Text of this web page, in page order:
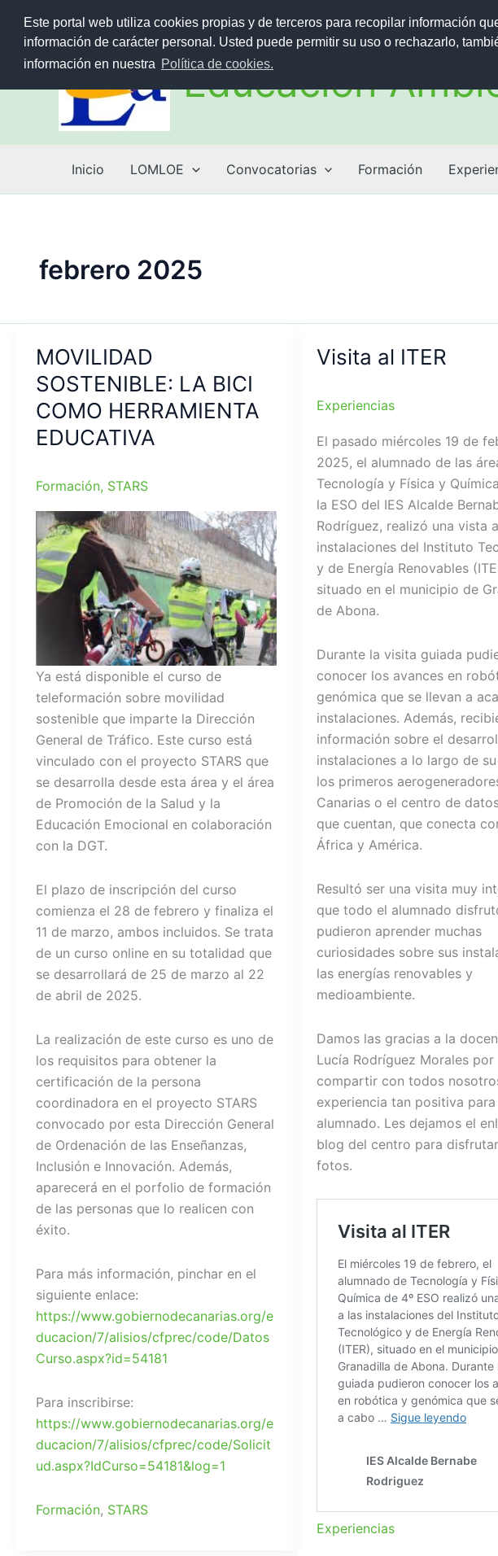
Este portal web utiliza cookies propias y de terceros para recopilar información
información de carácter personal. Usted puede permitir su uso o rechazarlo,
información en nuestra Política de cookies.
Educación
Inicio LOMLOE Convocatorias Formación
febrero 2025
MOVILIDAD
SOSTENIBLE: LA BICI
COMO HERRAMIENTA
EDUCATIVA
Formación, STARS
Ya está disponible el curso de
teleformación sobre movilidad
sostenible que imparte la Dirección
General de Tráfico. Este curso está
vinculado con el proyecto STARS que
se desarrolla desde esta área y el área
de Promoción de la Salud y la
Educación Emocional en colaboración
con la DGT.
El plazo de inscripción del curso
comienza el 28 de febrero y finaliza el
11 de marzo, ambos incluidos. Se trata
de un curso online en su totalidad que
se desarrollará de 25 de marzo al 22
de abril de 2025.
La realización de este curso es uno de
los requisitos para obtener la
certificación de la persona
coordinadora en el proyecto STARS
convocado por esta Dirección General
de Ordenación de las Enseñanzas,
Inclusión e Innovación. Además,
aparecerá en el porfolio de formación
de las personas que lo realicen con
éxito.
Para más información, pinchar en el
siguiente enlace:
https://www.gobiernodecanarias.org/e
ducacion/7/alisios/cfprec/code/Datos
Curso.aspx?id=54181
Para inscribirse:
https://www.gobiernodecanarias.org/e
ducacion/7/alisios/cfprec/code/Solicit
ud.aspx?IdCurso=54181&log=1
Formación, STARS
Visita al ITER
Experiencias
El pasado miércoles 19 de
2025, el alumnado de las
Tecnología y Física y
la ESO del IES Alcalde
Rodríguez, realizó una vista
instalaciones del Instituto
y de Energía Renovables
situado en el municipio de
de Abona.
Durante la visita guiada
conocer los avances en
genómica que se llevan a
instalaciones. Además,
información sobre el
instalaciones a lo largo de
los primeros
Canarias o el centro de
que cuentan, que conecta
África y América.
Resultó ser una visita muy
que todo el alumnado
pudieron aprender muchas
curiosidades sobre sus
las energías renovables y
medioambiente.
Damos las gracias a la
Lucía Rodríguez Morales por
compartir con todos
experiencia tan positiva para
alumnado. Les dejamos el
blog del centro para
fotos.
Experiencias